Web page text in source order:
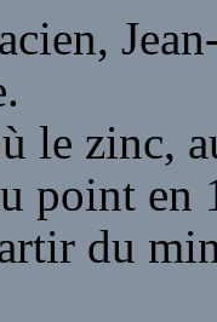
le zinc,
point en
du